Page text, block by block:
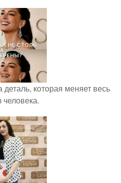
которая меняет весь
человека.